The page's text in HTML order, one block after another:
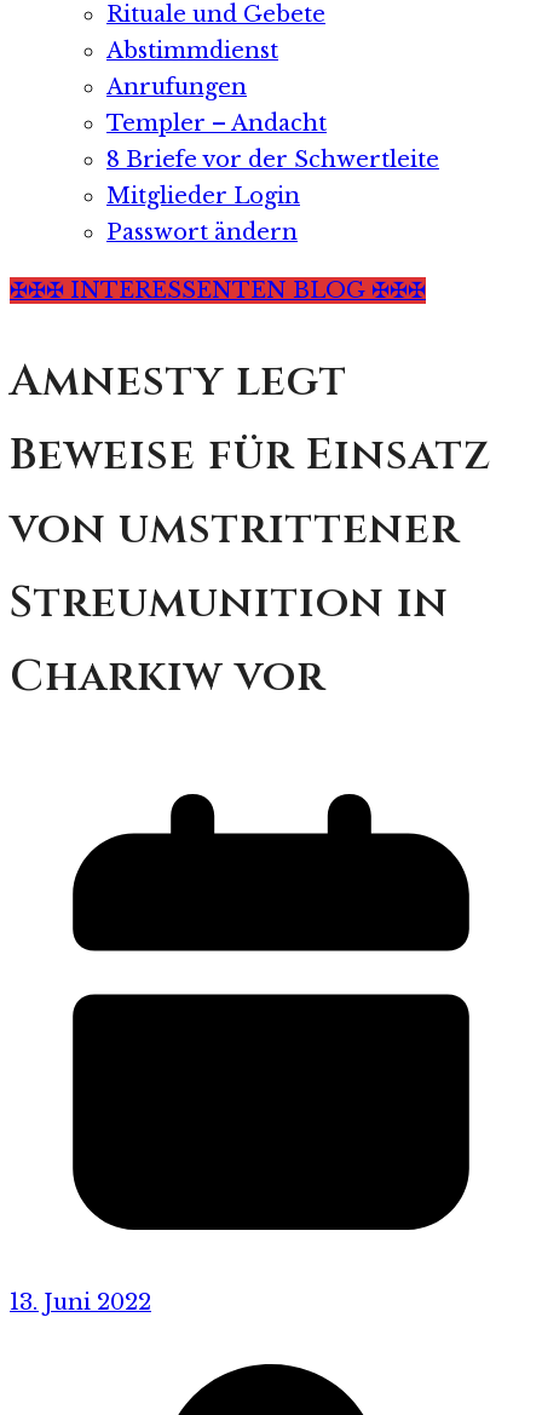
Rituale und Gebete
Abstimmdienst
Anrufungen
Templer – Andacht
8 Briefe vor der Schwertleite
Mitglieder Login
Passwort ändern
✠✠✠ INTERESSENTEN BLOG ✠✠✠
Amnesty legt
Beweise für Einsatz
von umstrittener
Streumunition in
Charkiw vor
13. Juni 2022